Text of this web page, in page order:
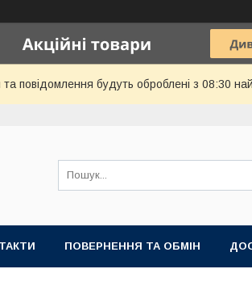
повідомлення будуть оброблені з 08:30
ПОВЕРНЕННЯ ТА ОБМІН